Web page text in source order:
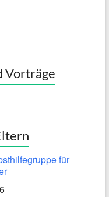
Vorträge
für